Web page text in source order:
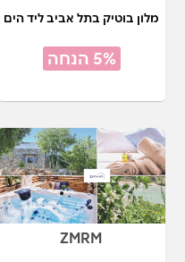
מלון בוטיק בתל אביב ליד הים
5% הנחה
ZMRM